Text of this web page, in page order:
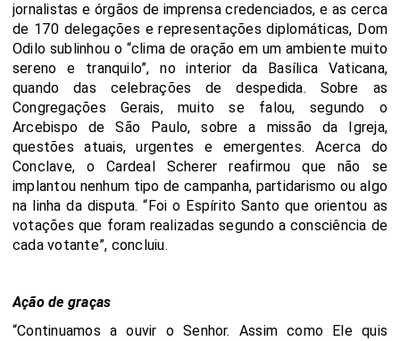
jornalistas e órgãos de imprensa credenciados, e as cerca
de 170 delegações e representações diplomáticas, Dom
Odilo sublinhou o “clima de oração em um ambiente muito
sereno e tranquilo”, no interior da Basílica Vaticana,
quando das celebrações de despedida. Sobre as
Congregações Gerais, muito se falou, segundo o
Arcebispo de São Paulo, sobre a missão da Igreja,
questões atuais, urgentes e emergentes. Acerca do
Conclave, o Cardeal Scherer reafirmou que não se
implantou nenhum tipo de campanha, partidarismo ou algo
na linha da disputa. “Foi o Espírito Santo que orientou as
votações que foram realizadas segundo a consciência de
cada votante”, concluiu.
Ação de graças
“Continuamos a ouvir o Senhor. Assim como Ele quis